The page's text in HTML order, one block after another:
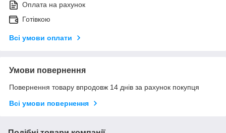
Оплата на рахунок
Готівкою
Всі умови оплати
Умови повернення
Повернення товару впродовж 14 днів за рахунок покупця
Всі умови повернення